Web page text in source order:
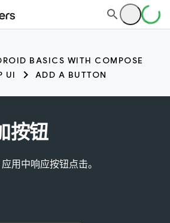
BASICS WITH COMPOSE
UI
ADD A BUTTON
按钮
用中响应按钮点击。